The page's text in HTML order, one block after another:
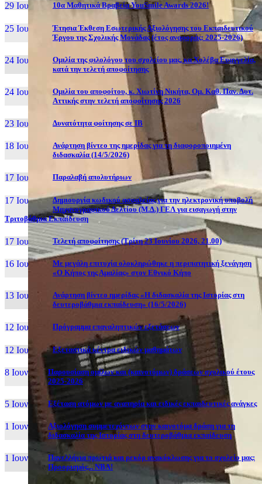
29 Ιουν, 26 10α Μαθητικά Βραβεία YouSmile Awards 2026!
25 Ιουν, 26
Έτησια Έκθεση Εσωτερικής Αξιολόγησης του Εκπαιδευτικού
Έργου της Σχολικής Μονάδας (έτος αναφοράς: 2025-2026)
24 Ιουν, 26
Ομιλία της φιλολόγου του σχολείου μας, κα Χολέβα Ευαγγελία,
κατά την τελετή αποφοίτησης
24 Ιουν, 26
Ομιλία του αποφοίτου, κ. Χιωτίνη Νικήτα, Ομ. Καθ. Παν. Δυτ.
Αττικής στην τελετή αποφοίτησης 2026
23 Ιουν, 26 Δυνατότητα φοίτησης σε ΙΒ
18 Ιουν, 26
Ανάρτηση βίντεο της ημερίδας για τη διαφοροποιημένη
διδασκαλία (14/5/2026)
17 Ιουν, 26 Παραλαβή απολυτήριων
17 Ιουν, 26
Δημιουργία κωδικού ασφαλείας για την ηλεκτρονική υποβολή
Μηχανογραφικού Δελτίου (Μ.Δ.) ΓΕΛ για εισαγωγή στην
Τριτοβάθμια Εκπαίδευση
17 Ιουν, 26 Τελετή αποφοίτησης (Τρίτη 23 Ιουνίου 2026, 21.00)
16 Ιουν, 26
Με μεγάλη επιτυχία ολοκληρώθηκε η περιπατητική ξενάγηση
«Ο Κήπος της Αμαλίας» στον Εθνικό Κήπο
13 Ιουν, 26
Ανάρτηση βίντεο ημερίδας «Η διδασκαλία της Ιστορίας στη
δευτεροβάθμια εκπαίδευση» (16/5/2026)
12 Ιουν, 26 Πρόγραμμα επαναληπτικών εξετάσεων
12 Ιουν, 26 Εξεταστικά κέντρα ειδικών μαθημάτων
8 Ιουν, 26
Παρουσίαση ομίλων και (καινοτόμων) δράσεων σχολικού έτους
2025-2026
5 Ιουν, 26 Εξέταση ατόμων με αναπηρία και ειδικές εκπαιδευτικές ανάγκες
1 Ιουν, 26
Αξιολόγηση συμμετεχόντων στην καινοτόμα δράση για τη
διδασκαλία της Ιστορίας στη δευτεροβάθμια εκπαίδευση
1 Ιουν, 26
Πανελλήνια πρωτιά και ρεκόρ ανακύκλωσης για το σχολείο μας:
Προορισμός... NBA!